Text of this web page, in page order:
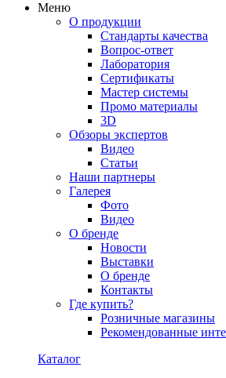
Меню
О продукции
Стандарты качества
Вопрос-ответ
Лаборатория
Сертификаты
Мастер системы
Промо материалы
3D
Обзоры экспертов
Видео
Статьи
Наши партнеры
Галерея
Фото
Видео
О бренде
Новости
Выставки
О бренде
Контакты
Где купить?
Розничные магазины
Рекомендованные
Каталог